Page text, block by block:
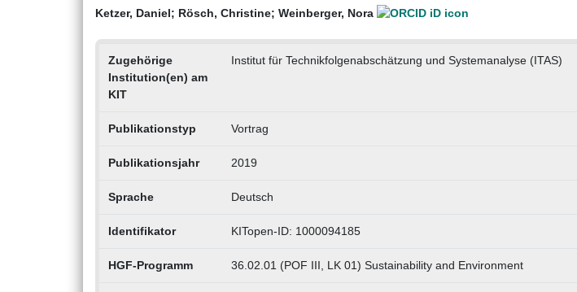
Ketzer, Daniel; Rösch, Christine; Weinberger, Nora
Zugehörige
Institution(en) am
KIT
Institut für Technikfolgenabschätzung und Systemanalyse (ITAS)
Publikationstyp Vortrag
Publikationsjahr 2019
Sprache Deutsch
Identifikator KITopen-ID: 1000094185
HGF-Programm 36.02.01 (POF III, LK 01) Sustainability and Environment